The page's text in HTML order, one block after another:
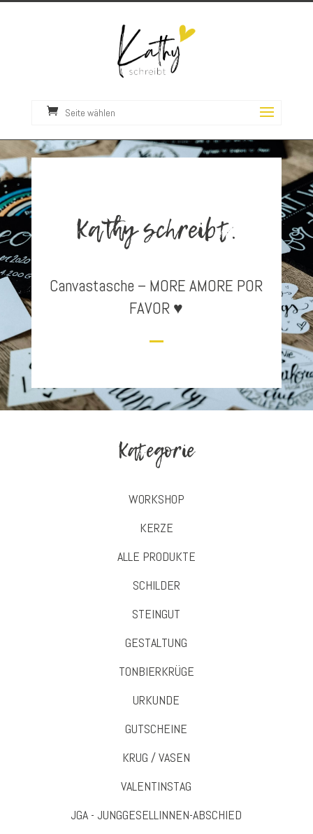
Seite wählen
Kathy schreibt.
Canvastasche – MORE AMORE POR
FAVOR ♥
Kategorie
WORKSHOP
KERZE
ALLE PRODUKTE
SCHILDER
STEINGUT
GESTALTUNG
TONBIERKRÜGE
URKUNDE
GUTSCHEINE
KRUG / VASEN
VALENTINSTAG
JGA - JUNGGESELLINNEN-ABSCHIED